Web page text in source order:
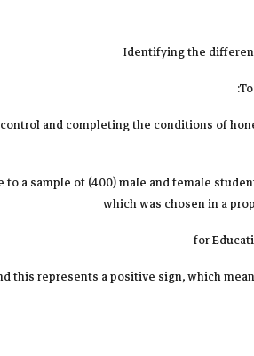
and completing the conditions of
a sample of (400) male and female
which was chosen in a
this represents a positive sign, which